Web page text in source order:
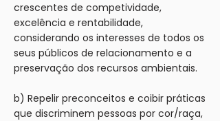
crescentes de competividade,
excelência e rentabilidade,
considerando os interesses de todos os
seus públicos de relacionamento e a
preservação dos recursos ambientais.
b) Repelir preconceitos e coibir práticas
que discriminem pessoas por cor/raça,